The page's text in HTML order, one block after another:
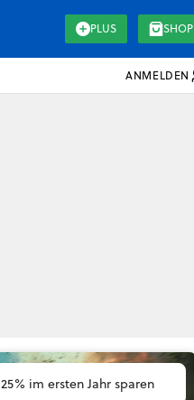
PLUS SHOP
ANMELDEN
25% im ersten Jahr sparen